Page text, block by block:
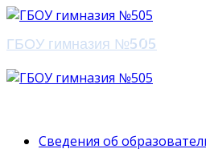
ГБОУ гимназия №505
Сведения об